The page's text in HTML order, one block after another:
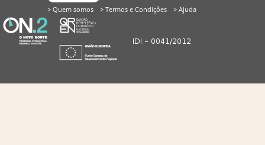
> Quem somos
> Termos e Condições > Ajuda